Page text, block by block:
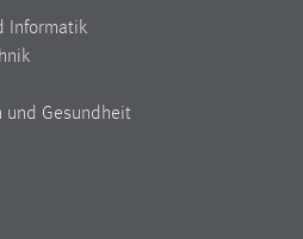
Informatik
und Gesundheit